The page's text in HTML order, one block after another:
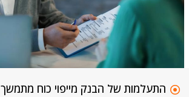
התעלמות של הבנק מייפוי כוח מתמשך